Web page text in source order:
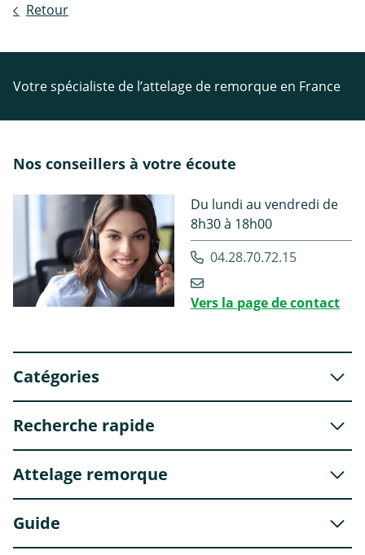
Retour
Votre spécialiste de l’attelage de remorque en France
Nos conseillers à votre écoute
Du lundi au vendredi de
8h30 à 18h00
04.28.70.72.15
Vers la page de contact
Catégories
Recherche rapide
Attelage remorque
Guide